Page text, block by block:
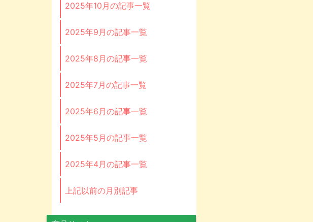
2025年10月の記事一覧
2025年9月の記事一覧
2025年8月の記事一覧
2025年7月の記事一覧
2025年6月の記事一覧
2025年5月の記事一覧
2025年4月の記事一覧
上記以前の月別記事